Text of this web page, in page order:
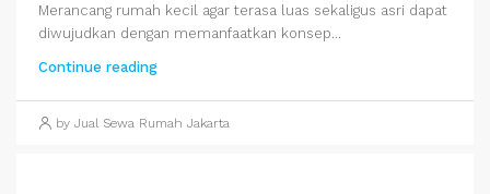
Merancang rumah kecil agar terasa luas sekaligus asri dapat
diwujudkan dengan memanfaatkan konsep...
Continue reading
by Jual Sewa Rumah Jakarta